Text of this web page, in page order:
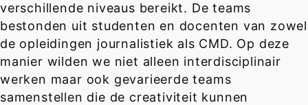
verschillende niveaus bereikt. De teams
bestonden uit studenten en docenten van zowel
de opleidingen journalistiek als CMD. Op deze
manier wilden we niet alleen interdisciplinair
werken maar ook gevarieerde teams
samenstellen die de creativiteit kunnen